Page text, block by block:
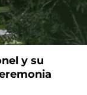
y su